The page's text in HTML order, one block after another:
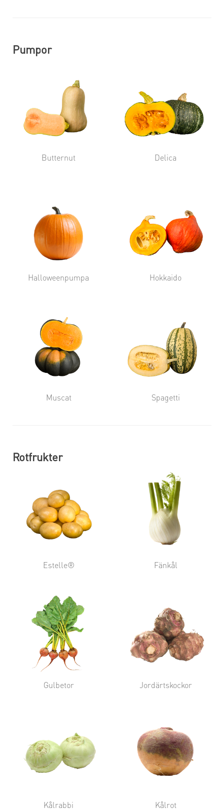
Pumpor
Butternut Delica
Halloweenpumpa Hokkaido
Muscat Spagetti
Rotfrukter
Estelle® Fänkål
Gulbetor Jordärtskockor
Kålrabbi Kålrot